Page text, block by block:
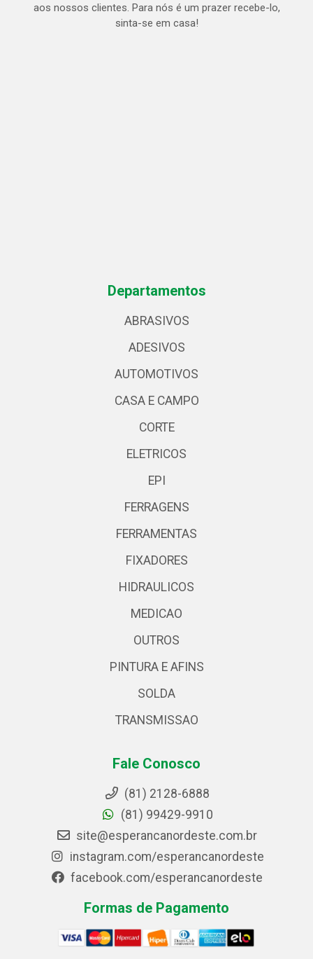
aos nossos clientes. Para nós é um prazer recebe-lo,
sinta-se em casa!
Departamentos
ABRASIVOS
ADESIVOS
AUTOMOTIVOS
CASA E CAMPO
CORTE
ELETRICOS
EPI
FERRAGENS
FERRAMENTAS
FIXADORES
HIDRAULICOS
MEDICAO
OUTROS
PINTURA E AFINS
SOLDA
TRANSMISSAO
Fale Conosco
(81) 2128-6888
(81) 99429-9910
site@esperancanordeste.com.br
instagram.com/esperancanordeste
facebook.com/esperancanordeste
Formas de Pagamento